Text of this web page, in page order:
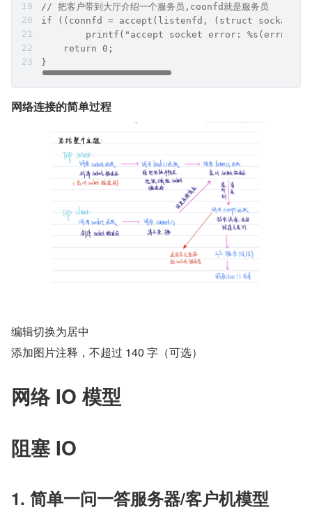
// 把客户带到大厅介绍一个服务员,coonfd就是服务员
if ((connfd = accept(listenfd, (struct
printf("accept socket error: %s(errno:
    return 0;
}
网络连接的简单过程
编辑切换为居中
添加图片注释，不超过 140 字（可选）
网络 IO 模型
阻塞 IO
1. 简单一问一答服务器/客户机模型